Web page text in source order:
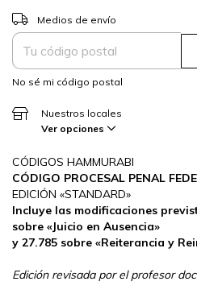
Entregas para el CP:
Medios de envío
No sé mi código postal
Nuestros locales
Ver opciones
CÓDIGOS HAMMURABI
CÓDIGO PROCESAL PENAL
EDICIÓN «STANDARD»
Incluye las modificaciones
sobre «Juicio en Ausencia»
y 27.785 sobre «Reiterancia y
Edición revisada por el profesor